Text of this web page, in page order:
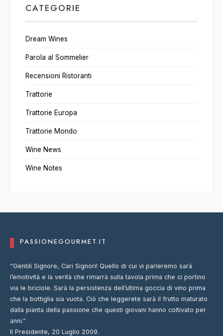
CATEGORIE
Dream Wines
Parola al Sommelier
Recensioni Ristoranti
Trattorie
Trattorie Europa
Trattorie Mondo
Wine News
Wine Notes
PASSIONEGOURMET.IT
“Gentili Signore, Cari Signori! Quello di cui vi parleremo sarà
l’emotività e la verità che rimarrà sulla tavola prima che ci portino
via le briciole. Sarà la persistenza dell’ultima goccia di vino prima
che la bottiglia sia vuota. Ciò che leggerete sarà il frutto maturato
dalla pianta della passione che questi giovani hanno coltivato per
anni.”
Il Presidente, 20 Luglio 2009.